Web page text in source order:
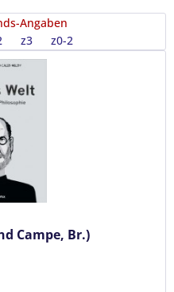
Angaben
z3 z0-2
Campe, Br.)